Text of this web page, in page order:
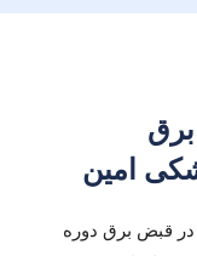
امین
قبض برق دوره